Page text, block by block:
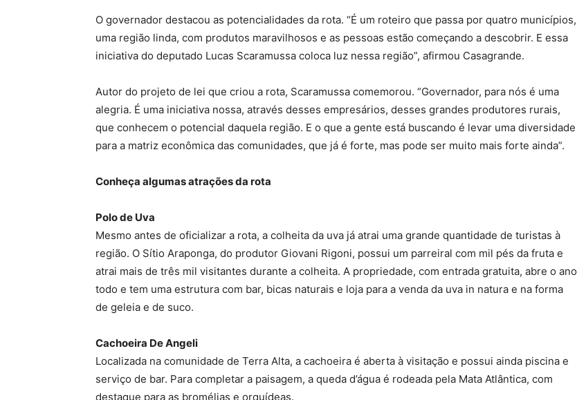
O governador destacou as potencialidades da rota. “É um roteiro que passa por quatro municípios,
uma região linda, com produtos maravilhosos e as pessoas estão começando a descobrir. E essa
iniciativa do deputado Lucas Scaramussa coloca luz nessa região”, afirmou Casagrande.
Autor do projeto de lei que criou a rota, Scaramussa comemorou. “Governador, para nós é uma
alegria. É uma iniciativa nossa, através desses empresários, desses grandes produtores rurais,
que conhecem o potencial daquela região. E o que a gente está buscando é levar uma diversidade
para a matriz econômica das comunidades, que já é forte, mas pode ser muito mais forte ainda”.
Conheça algumas atrações da rota
Polo de Uva
Mesmo antes de oficializar a rota, a colheita da uva já atrai uma grande quantidade de turistas à
região. O Sítio Araponga, do produtor Giovani Rigoni, possui um parreiral com mil pés da fruta e
atrai mais de três mil visitantes durante a colheita. A propriedade, com entrada gratuita, abre o ano
todo e tem uma estrutura com bar, bicas naturais e loja para a venda da uva in natura e na forma
de geleia e de suco.
Cachoeira De Angeli
Localizada na comunidade de Terra Alta, a cachoeira é aberta à visitação e possui ainda piscina e
serviço de bar. Para completar a paisagem, a queda d’água é rodeada pela Mata Atlântica, com
destaque para as bromélias e orquídeas.